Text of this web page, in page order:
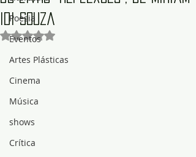
Poesia
Eventos
Artes Plásticas
Cinema
Música
shows
Crítica
Idi Souza
Avaliado com NaN de 5 estrelas.